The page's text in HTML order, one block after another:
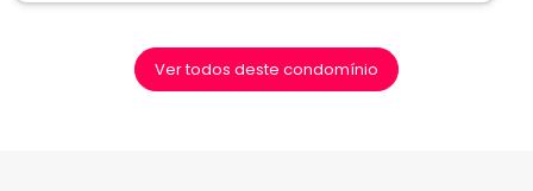
Ver todos deste condomínio